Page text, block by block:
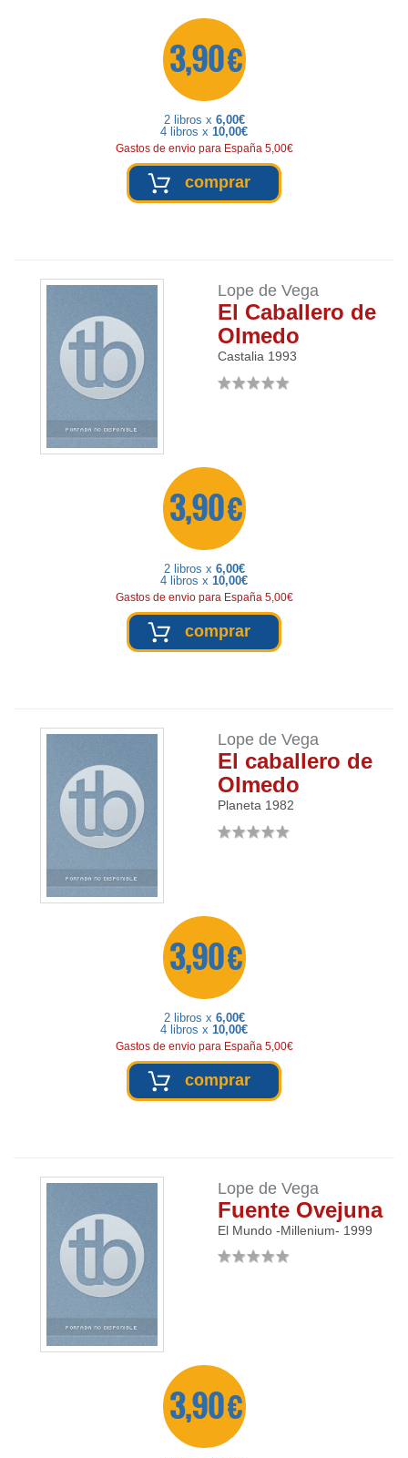
3,90 €
2 libros x 6,00€
4 libros x 10,00€
Gastos de envio para España 5,00€
comprar
Lope de Vega
El Caballero de
Olmedo
Castalia 1993
3,90 €
2 libros x 6,00€
4 libros x 10,00€
Gastos de envio para España 5,00€
comprar
Lope de Vega
El caballero de
Olmedo
Planeta 1982
3,90 €
2 libros x 6,00€
4 libros x 10,00€
Gastos de envio para España 5,00€
comprar
Lope de Vega
Fuente Ovejuna
El Mundo -Millenium- 1999
3,90 €